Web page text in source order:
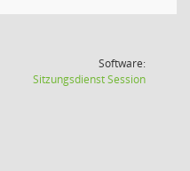
Software:
SitzungsdienstSession(Wird in